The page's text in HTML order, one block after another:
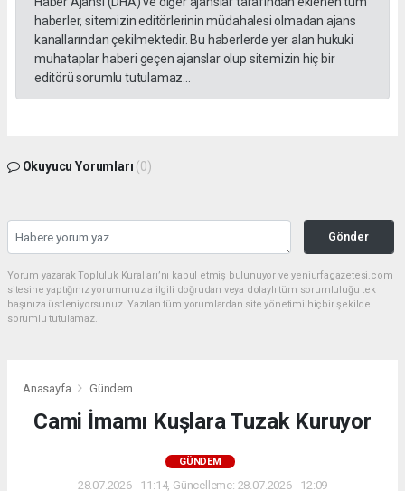
haberler, sitemizin editörlerinin müdahalesi olmadan ajans
kanallarından çekilmektedir. Bu haberlerde yer alan hukuki
muhataplar haberi geçen ajanslar olup sitemizin hiç bir
editörü sorumlu tutulamaz...
Okuyucu Yorumları (0)
Gönder
Yorum yazarak Topluluk Kuralları’nı kabul etmiş bulunuyor ve yeniurfagazetesi.com
sitesine yaptığınız yorumunuzla ilgili doğrudan veya dolaylı tüm sorumluluğu tek
başınıza üstleniyorsunuz. Yazılan tüm yorumlardan site yönetimi hiçbir şekilde
sorumlu tutulamaz.
Anasayfa Gündem
Cami İmamı Kuşlara Tuzak Kuruyor
GÜNDEM
28.07.2026 - 11:14, Güncelleme: 28.07.2026 - 12:09